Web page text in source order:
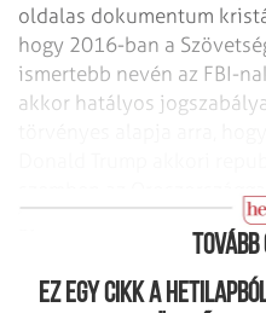
oldalas dokumentum
hogy 2016-ban a
ismertebb nevén az FBI-
akkor hatályos
Ez egy cikk a